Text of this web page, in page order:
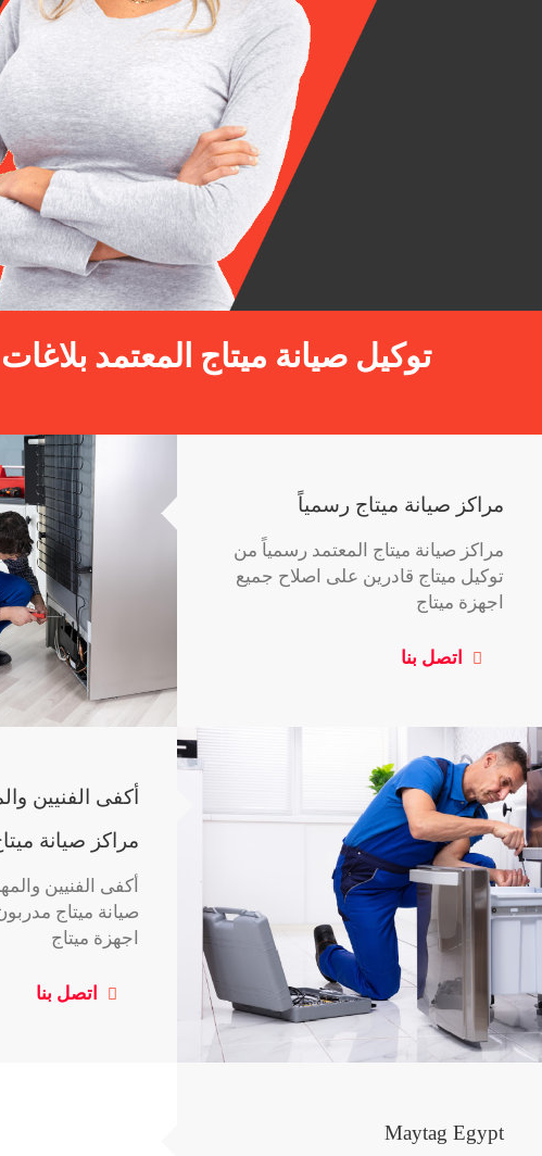
توكيل صيانة ميتاج المعتمد
مراكز صيانة ميتاج رسمياً
مراكز صيانة ميتاج المعتمد رسمياً من
توكيل ميتاج قادرين على اصلاح جميع
اجهزة ميتاج
أكفى الفنيين
مراكز صيانة
أكفى الفنيين
صيانة ميتاج
اجهزة ميتاج
Maytag Egypt